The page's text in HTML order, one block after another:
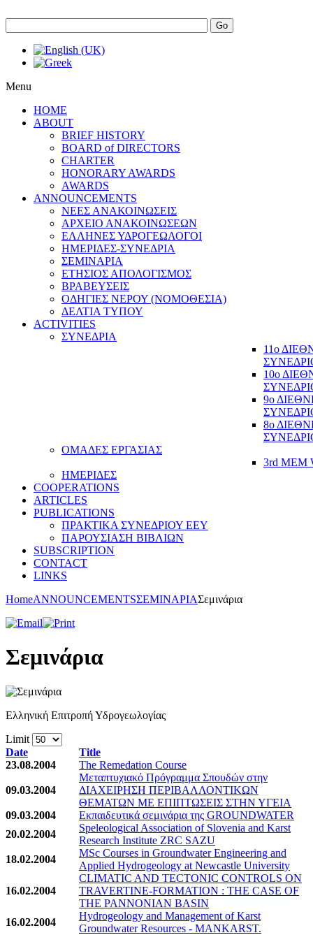
Go
Menu
HOME
ABOUT
BRIEF HISTORY
BOARD of DIRECTORS
CHARTER
HONORARY AWARDS
AWARDS
ANNOUNCEMENTS
ΝΕΕΣ ΑΝΑΚΟΙΝΩΣΕΙΣ
ΑΡΧΕΙΟ ΑΝΑΚΟΙΝΩΣΕΩΝ
ΕΛΛΗΝΕΣ ΥΔΡΟΓΕΩΛΟΓΟΙ
ΗΜΕΡΙΔΕΣ-ΣΥΝΕΔΡΙΑ
ΣΕΜΙΝΑΡΙΑ
ΕΤΗΣΙΟΣ ΑΠΟΛΟΓΙΣΜΟΣ
ΒΡΑΒΕΥΣΕΙΣ
ΟΔΗΓΙΕΣ ΝΕΡΟΥ (ΝΟΜΟΘΕΣΙΑ)
ΔΕΛΤΙΑ ΤΥΠΟΥ
ACTIVITIES
ΣΥΝΕΔΡΙΑ
11ο
10ο
9ο
8ο
ΟΜΑΔΕΣ ΕΡΓΑΣΙΑΣ
3rd MEM
ΗΜΕΡΙΔΕΣ
COOPERATIONS
ARTICLES
PUBLICATIONS
ΠΡΑΚΤΙΚΑ ΣΥΝΕΔΡΙΟΥ ΕΕΥ
ΠΑΡΟΥΣΙΑΣΗ ΒΙΒΛΙΩΝ
SUBSCRIPTION
CONTACT
LINKS
HomeANNOUNCEMENTSΣΕΜΙΝΑΡΙΑΣεμινάρια
Σεμινάρια
Ελληνική Επιτροπή Υδρογεωλογίας
Limit
Date
Title
23.08.2004
The Remedation Course
09.03.2004
Μεταπτυχιακό Πρόγραμμα Σπουδών στην
ΔΙΑΧΕΙΡΗΣΗ ΠΕΡΙΒΑΛΛΟΝΤΙΚΩΝ
ΘΕΜΑΤΩΝ ΜΕ ΕΠΙΠΤΩΣΕΙΣ ΣΤΗΝ ΥΓΕΙΑ
09.03.2004
Εκπαιδευτικά σεμινάρια της GROUNDWATER
20.02.2004
Speleological Association of Slovenia and Karst
Research Institute ZRC SAZU
18.02.2004
MSc Courses in Groundwater Engineering and
Applied Hydrogeology at Newcastle University
16.02.2004
CLIMATIC AND TECTONIC CONTROLS ON
TRAVERTINE-FORMATION : THE CASE OF
THE PANNONIAN BASIN
16.02.2004
Hydrogeology and Management of Karst
Groundwater Resources - MANKARST.